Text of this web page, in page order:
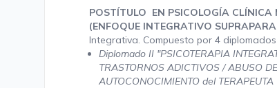
POSTÍTULO EN PSICOLOGÍA CLÍNICA
(ENFOQUE INTEGRATIVO
Integrativa. Compuesto por 4
Diplomado II "PSICOTERAPIA
TRASTORNOS ADICTIVOS / ABUSO
AUTOCONOCIMIENTO del